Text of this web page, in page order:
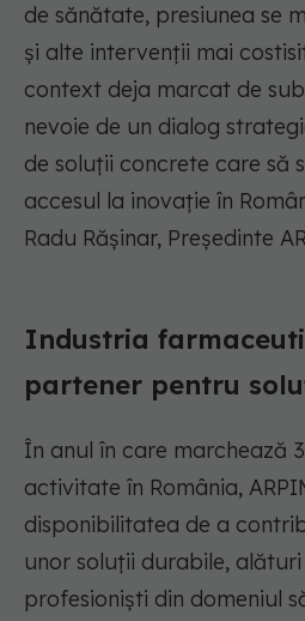
de sănătate, presiunea se
și alte intervenții mai
context deja marcat de
nevoie de un dialog
de soluții concrete care să
accesul la inovație în
Radu Rășinar, Președinte
Industria
partener pentru
În anul în care marchează
activitate în România,
disponibilitatea de a
unor soluții durabile,
profesioniști din domeniul